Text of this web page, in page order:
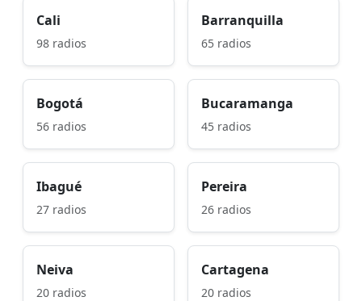
Cali
98 radios
Barranquilla
65 radios
Bogotá
56 radios
Bucaramanga
45 radios
Ibagué
27 radios
Pereira
26 radios
Neiva
20 radios
Cartagena
20 radios